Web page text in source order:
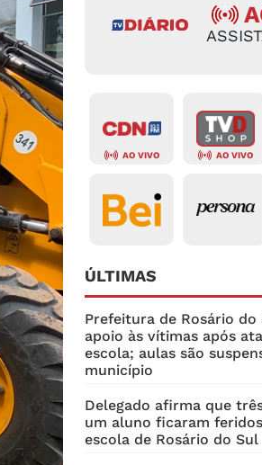
AO VIVO AO VIVO
ÚLTIMAS
Prefeitura de Rosário do
apoio às vítimas após
escola; aulas são
município
Delegado afirma que
um aluno ficaram
escola de Rosário do Sul